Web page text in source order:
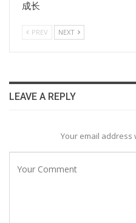
成长
PREV NEXT
LEAVE A REPLY
Your email address